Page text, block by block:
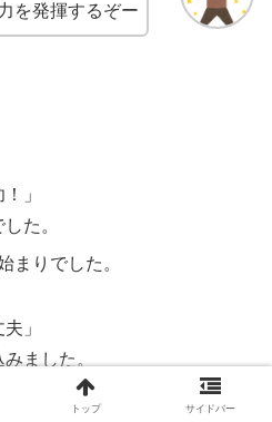
を発揮するぞー
」
た。
まりでした。
」
ました。
トップ サイドバー